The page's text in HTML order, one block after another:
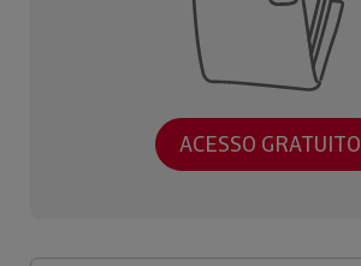
ACESSO GRATUITO